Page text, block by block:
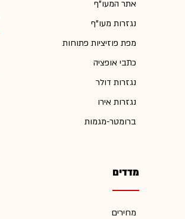
אתר המעו"ף
נגזרות מעו"ף
מפת פוזיציות פתוחות
כתבי אופציה
נגזרות דולר
נגזרות אירו
ברומטר-מגמות
מדדים
מחירים